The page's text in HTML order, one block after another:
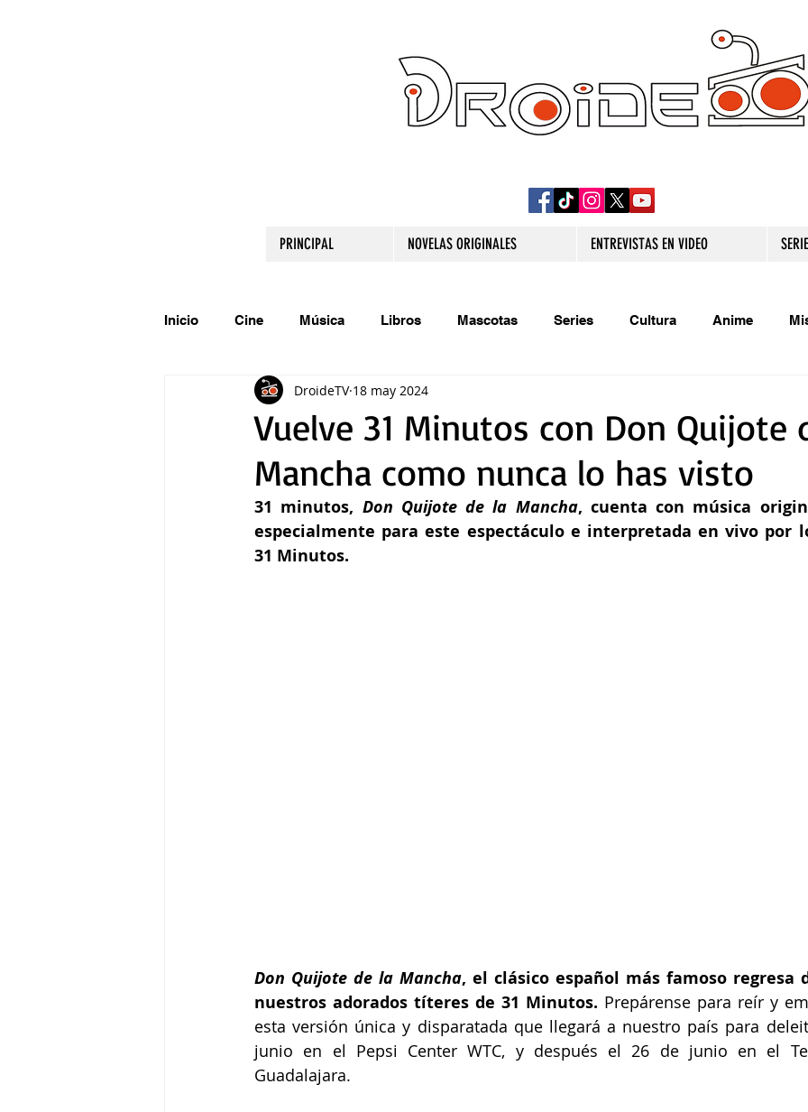
PRINCIPAL NOVELAS ORIGINALES ENTREVISTAS EN VIDEO
Inicio Cine Música Libros Mascotas Series Cultura Anime
Comparte tu talento Relatos originales
Gastronomía Tecnología
Vuelve 31 Minutos con Don Quijote
Mancha como nunca lo has visto
DroideTV 18 may 2024
31 minutos, Don Quijote de la Mancha, cuenta con música
especialmente para este espectáculo e interpretada en vivo por
31 Minutos.
Don Quijote de la Mancha, el clásico español más famoso regresa
nuestros adorados títeres de 31 Minutos. Prepárense para reír y
esta versión única y disparatada que llegará a nuestro país para
junio en el Pepsi Center WTC, y después el 26 de junio en el
Guadalajara.